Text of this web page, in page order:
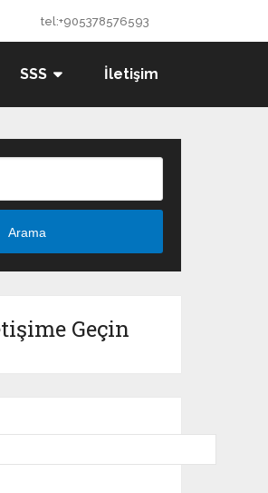
tel:+905378576593
SSS İletişim
Arama
Geçin